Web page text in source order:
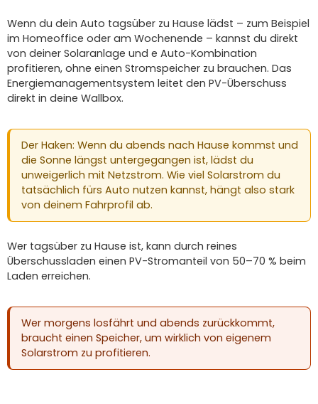
Wenn du dein Auto tagsüber zu Hause lädst – zum Beispiel
im Homeoffice oder am Wochenende – kannst du direkt
von deiner Solaranlage und e Auto-Kombination
profitieren, ohne einen Stromspeicher zu brauchen. Das
Energiemanagementsystem leitet den PV-Überschuss
direkt in deine Wallbox.
Der Haken: Wenn du abends nach Hause kommst und
die Sonne längst untergegangen ist, lädst du
unweigerlich mit Netzstrom. Wie viel Solarstrom du
tatsächlich fürs Auto nutzen kannst, hängt also stark
von deinem Fahrprofil ab.
Wer tagsüber zu Hause ist, kann durch reines
Überschussladen einen PV-Stromanteil von 50–70 % beim
Laden erreichen.
Wer morgens losfährt und abends zurückkommt,
braucht einen Speicher, um wirklich von eigenem
Solarstrom zu profitieren.